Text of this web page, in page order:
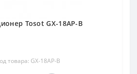
Tosot GX-18AP-B
товара: GX-18AP-B